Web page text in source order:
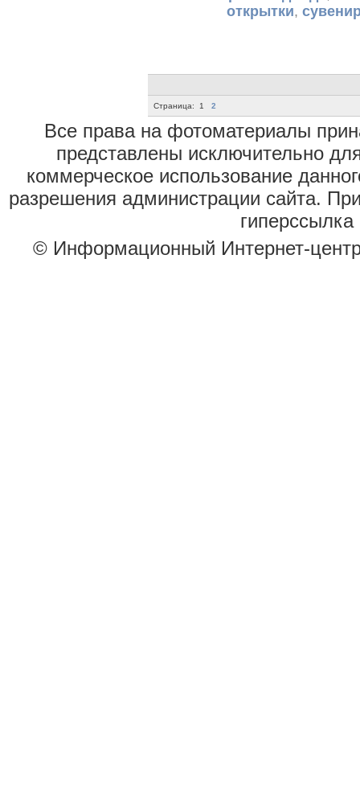
открытки,
Страница: 1 2
Все права на фотоматериалы
представлены исключительно
коммерческое использование
разрешения администрации сайта.
гиперссылка
© Информационный Интернет-